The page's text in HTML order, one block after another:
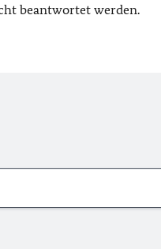
beantwortet werden.